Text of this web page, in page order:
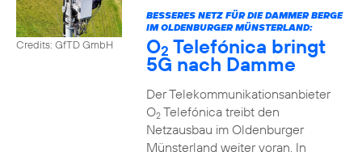
Credits: GfTD GmbH
BESSERES NETZ FÜR DIE DAMMER BERGE
IM OLDENBURGER MÜNSTERLAND:
O2 Telefónica bringt
5G nach Damme
Der Telekommunikationsanbieter
O2Telefónica treibt den
Netzausbau im Oldenburger
Münsterland weiter voran. In